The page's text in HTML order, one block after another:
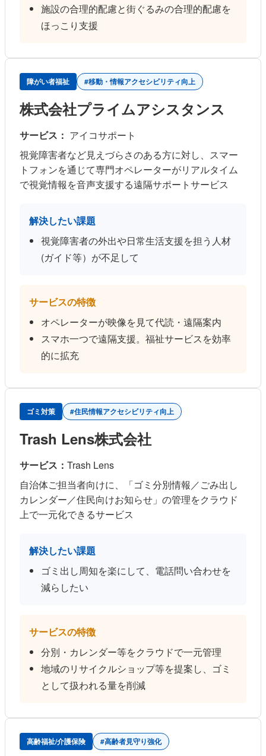
施設の合理的配慮と街ぐるみの合理的配慮を
ほっこり支援
障がい者福祉 #移動・情報アクセシビリティ向上
株式会社プライムアシスタンス
サービス： アイコサポート
視覚障害者など見えづらさのある方に対し、スマー
トフォンを通じて専門オペレーターがリアルタイム
で視覚情報を音声支援する遠隔サポートサービス
解決したい課題
視覚障害者の外出や日常生活支援を担う人材
(ガイド等）が不足して
サービスの特徴
オペレーターが映像を見て代読・遠隔案内
スマホ一つで遠隔支援。福祉サービスを効率
的に拡充
ゴミ対策 #住民情報アクセシビリティ向上
Trash Lens株式会社
サービス： Trash Lens
自治体ご担当者向けに、「ゴミ分別情報／ごみ出し
カレンダー／住民向けお知らせ」の管理をクラウド
上で一元化できるサービス
解決したい課題
ゴミ出し周知を楽にして、電話問い合わせを
減らしたい
サービスの特徴
分別・カレンダー等をクラウドで一元管理
地域のリサイクルショップ等を提案し、ゴミ
として扱われる量を削減
高齢福祉/介護保険 #高齢者見守り強化